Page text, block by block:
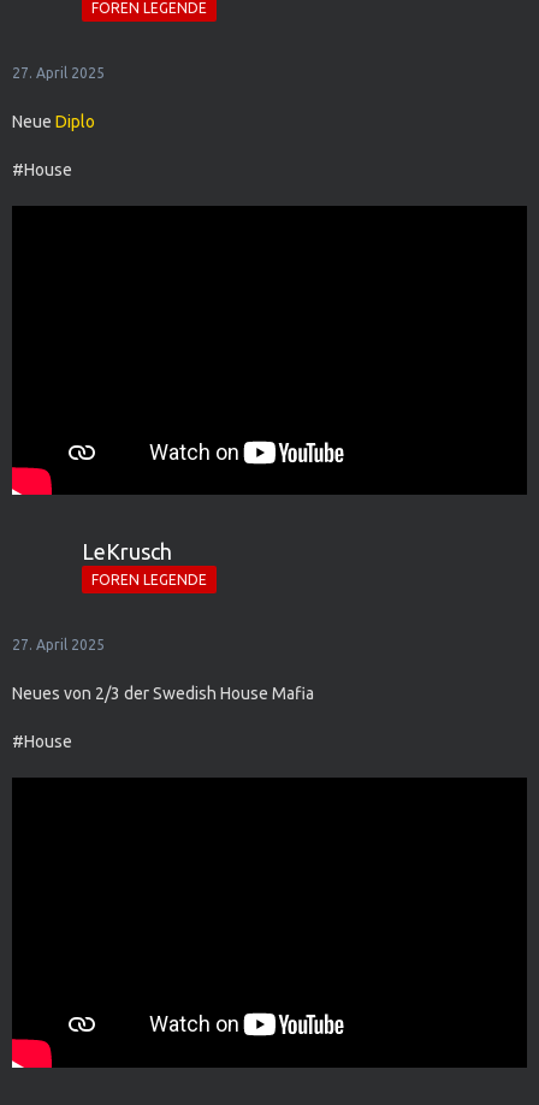
FOREN LEGENDE
27. April 2025
Neue Diplo
#House
LeKrusch
FOREN LEGENDE
27. April 2025
Neues von 2/3 der Swedish House Mafia
#House